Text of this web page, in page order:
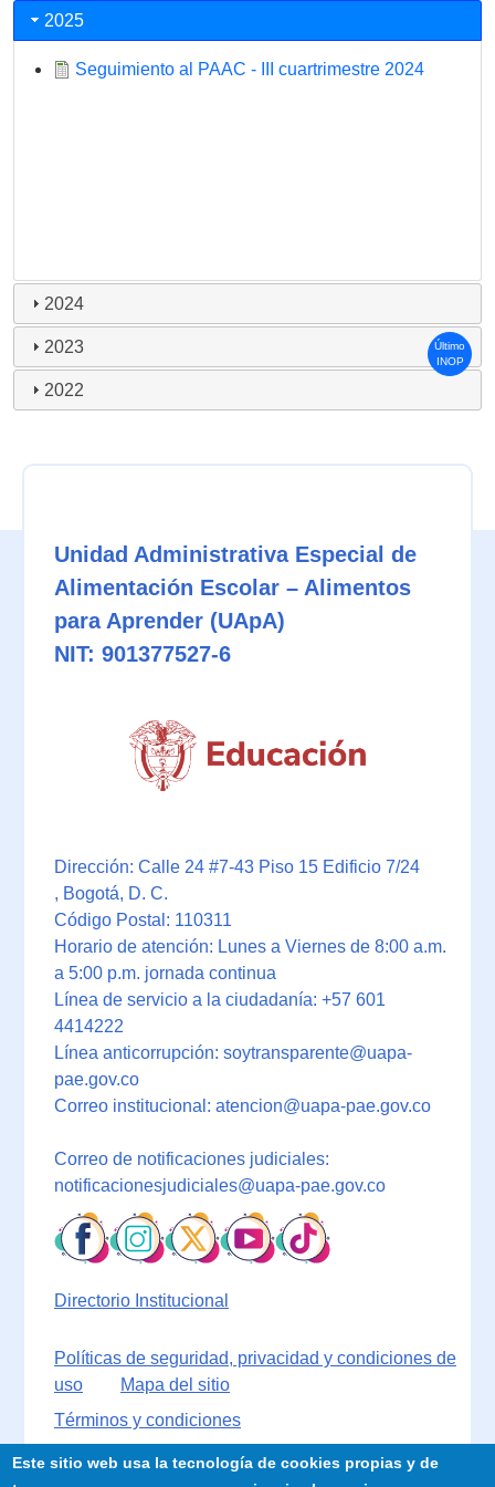
Último
INOP
2025
Seguimiento al PAAC - III cuartrimestre 2024
2024
2023
2022
Unidad Administrativa Especial de
Alimentación Escolar – Alimentos
para Aprender (UApA)
NIT: 901377527-6
Dirección: Calle 24 #7-43 Piso 15 Edificio 7/24
, Bogotá, D. C.
Código Postal: 110311
Horario de atención: Lunes a Viernes de 8:00 a.m.
a 5:00 p.m. jornada continua
Línea de servicio a la ciudadanía: +57 601
4414222
Línea anticorrupción: soytransparente@uapa-
pae.gov.co
Correo institucional: atencion@uapa-pae.gov.co
Correo de notificaciones judiciales:
notificacionesjudiciales@uapa-pae.gov.co
Directorio Institucional
Políticas de seguridad, privacidad y condiciones de
uso
Mapa del sitio
Términos y condiciones
Este sitio web usa la tecnología de cookies propias y de